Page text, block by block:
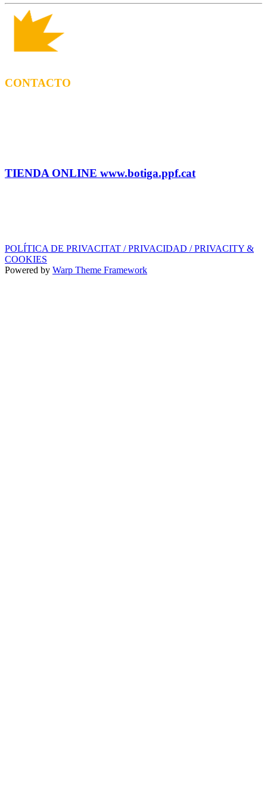
CONTACTO
TIENDA ONLINE www.botiga.ppf.cat
POLÍTICA DE PRIVACITAT / PRIVACIDAD / PRIVACITY &
COOKIES
Powered by Warp Theme Framework